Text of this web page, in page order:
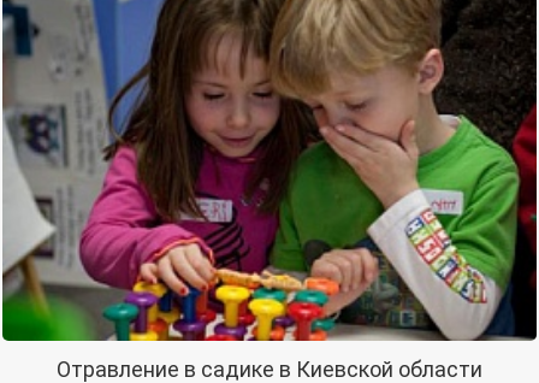
Отравление в садике в Киевской области